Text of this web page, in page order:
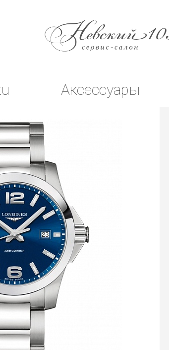
Аксессуары